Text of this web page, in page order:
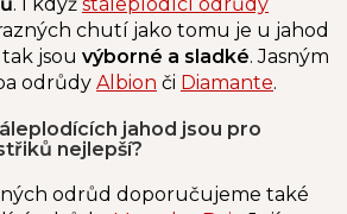
chutí jako tomu je u jahod
jsou výborné a sladké. Jasným
odrůdy Albion či Diamante.
jahod jsou pro
nejlepší?
odrůd doporučujeme také